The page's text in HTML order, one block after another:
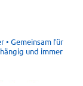
• Gemeinsam für
und immer